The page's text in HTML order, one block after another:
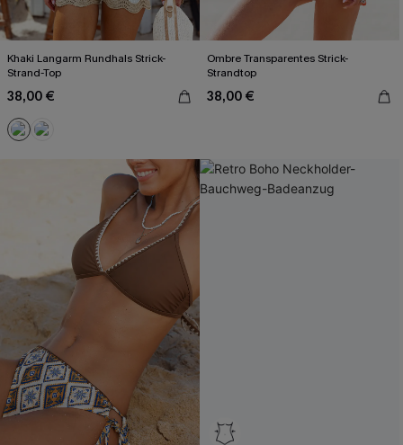
Khaki Langarm Rundhals Strick-
Strand-Top
38,00 €
Ombre Transparentes Strick-
Strandtop
38,00 €